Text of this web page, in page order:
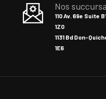
Nos
110 Av. 69e Suite
1Z0
1131 Bd Don-
1E6